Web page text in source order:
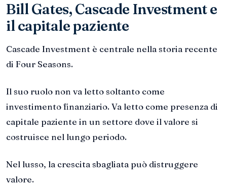
Bill Gates, Cascade Investment e
il capitale paziente
Cascade Investment è centrale nella storia recente
di Four Seasons.
Il suo ruolo non va letto soltanto come
investimento finanziario. Va letto come presenza di
capitale paziente in un settore dove il valore si
costruisce nel lungo periodo.
Nel lusso, la crescita sbagliata può distruggere
valore.